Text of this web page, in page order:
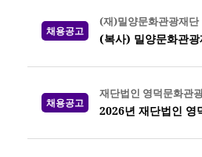
채용공고
(재)밀양문화관광재단
(복사) 밀양문화관
채용공고
재단법인 영덕문화관
2026년 재단법인 영